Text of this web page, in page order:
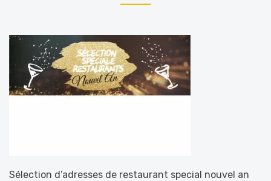
Sélection d’adresses de restaurant special nouvel an